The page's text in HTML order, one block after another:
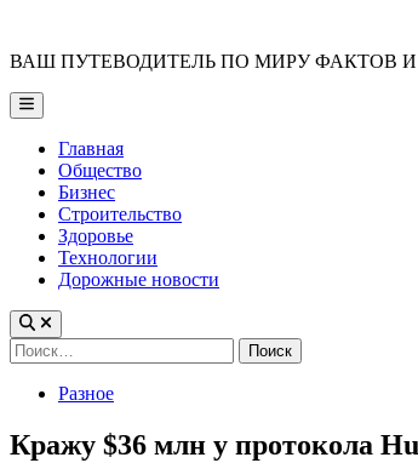
content
ВАШ ПУТЕВОДИТЕЛЬ ПО МИРУ ФАКТОВ
Main
Menu
Главная
Общество
Бизнес
Строительство
Здоровье
Технологии
Дорожные новости
Найти:
PostedРазное
Кражу $36 млн у протокола